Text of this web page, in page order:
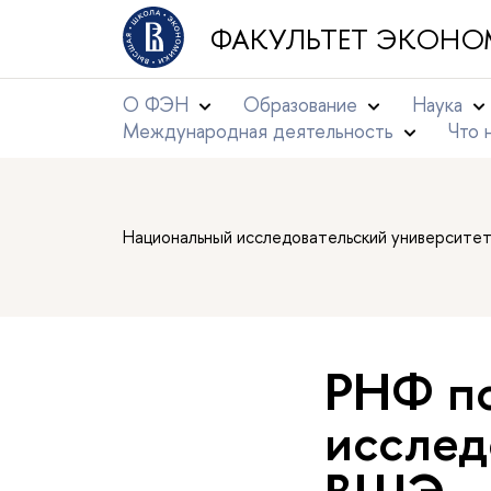
ФАКУЛЬТЕТ
О ФЭН Образование
Наука
Международная деятельность
Что
Национальный исследовательский
РНФ